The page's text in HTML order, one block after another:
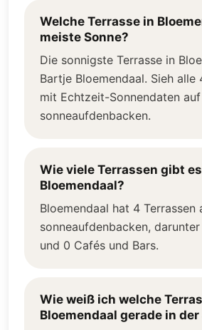
Welche Terrasse in
meiste Sonne?
Die sonnigste Terrasse in
Bartje Bloemendaal. Sieh alle
mit Echtzeit-Sonnendaten auf
sonneaufdenbacken.
Wie viele Terrassen gibt
Bloemendaal?
Bloemendaal hat 4 Terrassen
sonneaufdenbacken,
und 0 Cafés und Bars.
Wie weiß ich welche
Bloemendaal gerade in